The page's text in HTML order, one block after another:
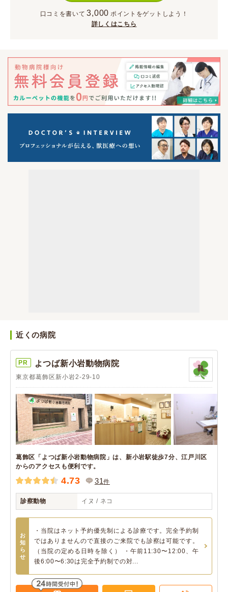
口コミを書いて 3,000 ポイント をゲットしよう！
詳しくはこちら
近くの病院
PR よつば新小岩動物病院
東京都葛飾区新小岩2-29-10
葛飾区「よつば新小岩動物病院」は、新小岩駅徒歩7分、江戸川区
からのアクセスも便利です。
4.73 31件
診察動物 イヌ / ネコ
お
知
ら
せ
・当院はネット予約優先制による診療です。完全予約制
ではありませんので直接のご来院でも診察は可能です。
（当院の定める日時を除く） ・午前11:30〜12:00、午
後6:00〜6:30は完全予約制での対...